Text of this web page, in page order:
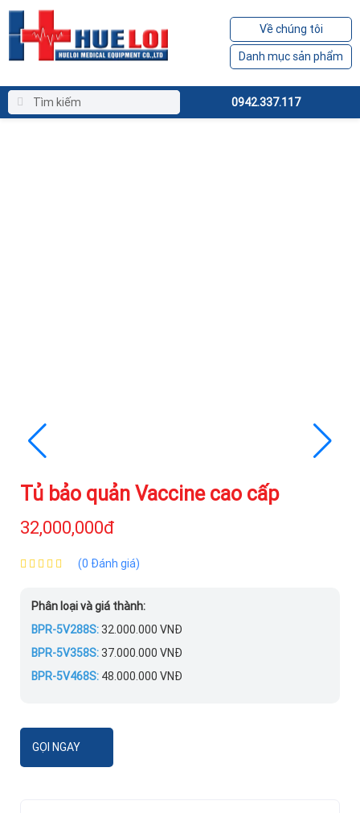
Về chúng tôi
Danh mục sản phẩm
0942.337.117
Tủ bảo quản Vaccine cao cấp
32,000,000đ
(0 Đánh giá)
Phân loại và giá thành:
BPR-5V288S: 32.000.000 VNĐ
BPR-5V358S: 37.000.000 VNĐ
BPR-5V468S: 48.000.000 VNĐ
GỌI NGAY